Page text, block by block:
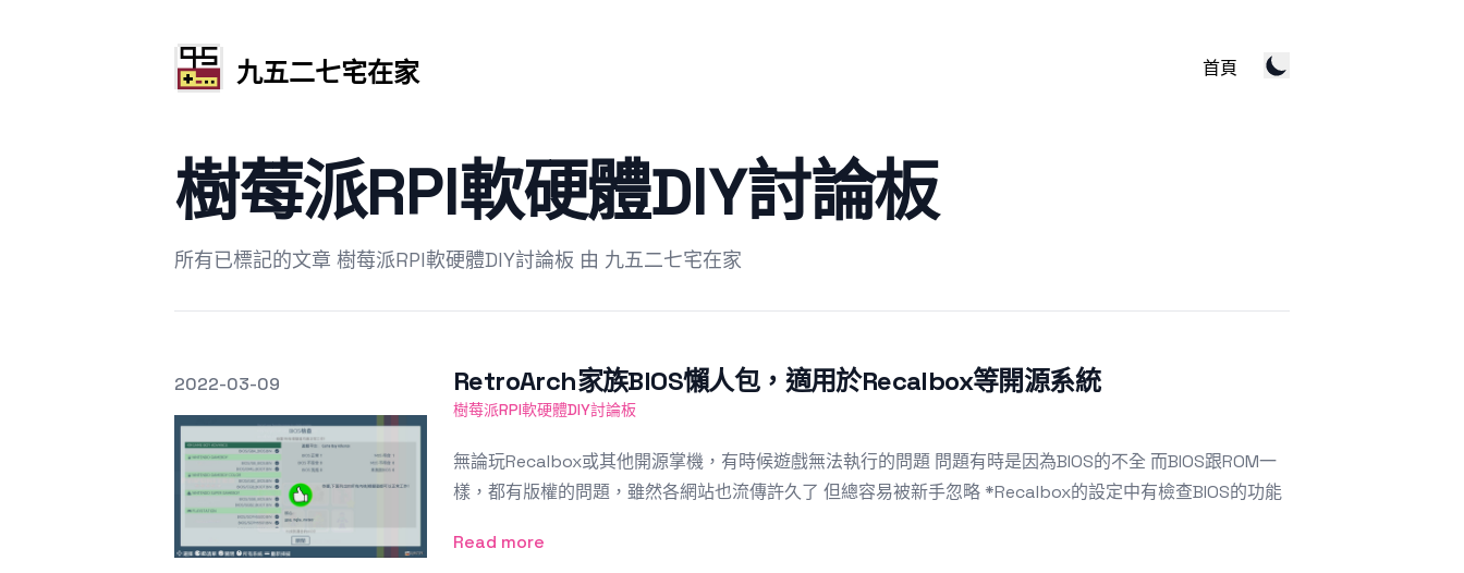
九五二七宅在家 首頁
樹莓派RPI軟硬體DIY討論板
所有已標記的文章 樹莓派RPI軟硬體DIY討論板 由 九五二七宅在家
發文於
2022-03-09
RetroArch家族BIOS懶人包，適用於Recalbox等開源系統
樹莓派RPI軟硬體DIY討論板
無論玩Recalbox或其他開源掌機，有時候遊戲無法執行的問題 問題有時是因為BIOS的不全 而BIOS跟ROM一
樣，都有版權的問題，雖然各網站也流傳許久了 但總容易被新手忽略 *Recalbox的設定中有檢查BIOS的功能
Read more